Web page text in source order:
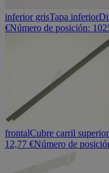
inferior grisTapa inferior
€Número de posición:
frontalCubre carril superior
12,77 €Número de